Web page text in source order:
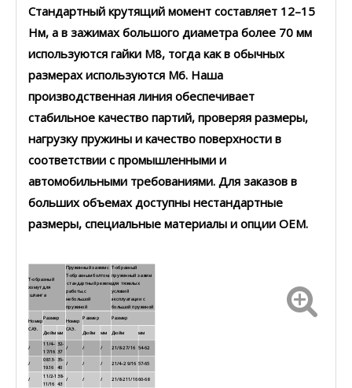
Стандартный крутящий момент составляет 12–15
Нм, а в зажимах большого диаметра более 70 мм
используются гайки M8, тогда как в обычных
размерах используются M6. Наша
производственная линия обеспечивает
стабильное качество партий, проверяя размеры,
нагрузку пружины и качество поверхности в
соответствии с промышленными и
автомобильными требованиями. Для заказов в
больших объемах доступны нестандартные
размеры, специальные материалы и опции OEM.
Т-образный
хомут для
шланга
Пружинный зажим с
Т-образным болтом,
стандартный режим
работы, с
небольшой
пружиной
Т-образный
пружинный зажим
для тяжелых
условий
эксплуатации с
большой пружиной
Номер
САЭ.
Размер
Номер
САЭ.
Размер Размер
Дюйм мм Дюйм мм Дюйм мм
/
1 1/4–
1 7/16
32-
37
/ / / 2 1/8-2 7/16 54-62
/
08.13-
19.16
35-
40
/ / / 2 1/4–2 9/16 57-65
/
1 1/2-1
11/16
38-
43
/ / / 2 1/8-2 11/16 60-68